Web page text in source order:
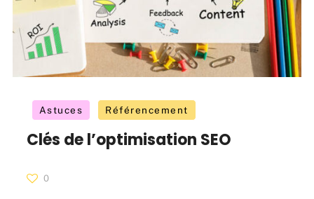
Astuces Référencement
Clés de l’optimisation SEO
0